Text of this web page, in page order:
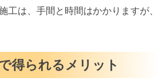
工は、手間と時間はかかりますが、
得られるメリット